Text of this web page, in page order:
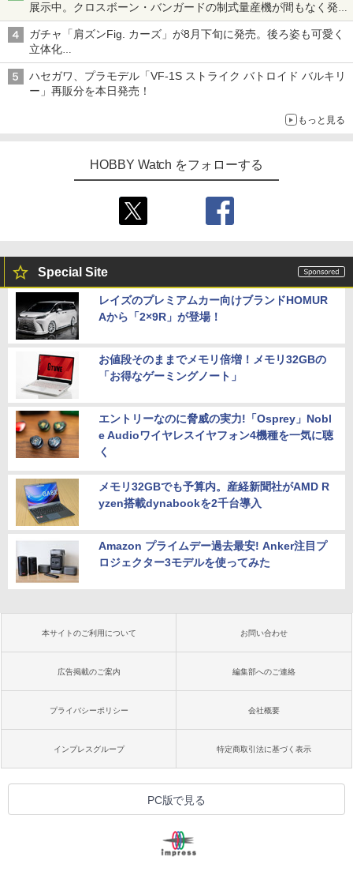
展示中。クロスボーン・バンガードの制式量産機が間もなく発送
【ガンダムベース撮り下ろし】
ガチャ「肩ズンFig. カーズ」が8月下旬に発売。後ろ姿も可愛く
立体化
ライトニング・マックィーンやメーターなど4種がラインナップ
ハセガワ、プラモデル「VF-1S ストライク バトロイド バルキリ
ー」再販分を本日発売！
もっと見る
HOBBY Watch をフォローする
Special Site
レイズのプレミアムカー向けブランドHOMUR
Aから「2×9R」が登場！
お値段そのままでメモリ倍増！メモリ32GBの
「お得なゲーミングノート」
エントリーなのに脅威の実力!「Osprey」Nobl
e Audioワイヤレスイヤフォン4機種を一気に聴
く
メモリ32GBでも予算内。産経新聞社がAMD R
yzen搭載dynabookを2千台導入
Amazon プライムデー過去最安! Anker注目プ
ロジェクター3モデルを使ってみた
本サイトのご利用について お問い合わせ
広告掲載のご案内 編集部へのご連絡
プライバシーポリシー 会社概要
インプレスグループ 特定商取引法に基づく表示
PC版で見る